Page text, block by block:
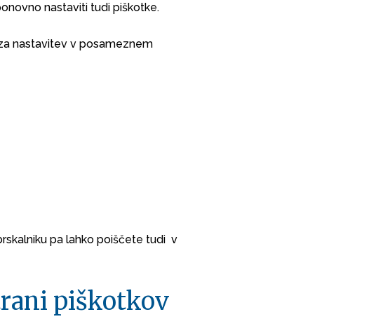
nastaviti tudi piškotke.
nastavitev v posameznem
pa lahko poiščete tudi v
piškotkov